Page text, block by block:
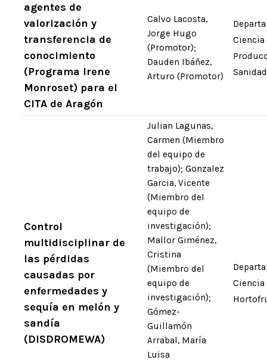
agentes de
valorización y
transferencia de
conocimiento
(Programa Irene
Monroset) para el
CITA de Aragón
Calvo Lacosta,
Jorge Hugo
(Promotor);
Dauden Ibáñez,
Arturo (Promotor)
Control
multidisciplinar de
las pérdidas
causadas por
enfermedades y
sequía en melón y
sandía
(DISDROMEWA)
Julian Lagunas,
Carmen (Miembro
del equipo de
trabajo); Gonzalez
Garcia, Vicente
(Miembro del
equipo de
investigación);
Mallor Giménez,
Cristina
(Miembro del
equipo de
investigación);
Gómez-
Guillamón
Arrabal, María
Luisa
Ciencia